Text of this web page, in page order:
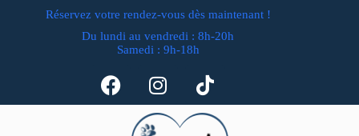
Réservez votre rendez-vous dès maintenant !
Du lundi au vendredi : 8h-20h
Samedi : 9h-18h